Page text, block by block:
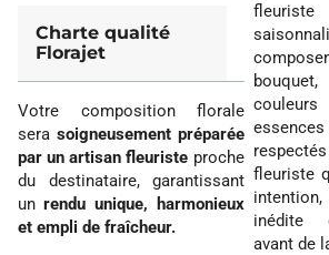
Charte qualité
Florajet
Votre composition florale
sera soigneusement préparée
par un artisan fleuriste proche
du destinataire, garantissant
un rendu unique, harmonieux
et empli de fraîcheur.
fleuriste
inédite
avant de